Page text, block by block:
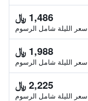
1,486 ﷼
سعر الليلة شامل الرسوم
1,988 ﷼
سعر الليلة شامل الرسوم
2,225 ﷼
سعر الليلة شامل الرسوم